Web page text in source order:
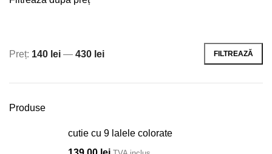
Preț
Preț
FILTREAZĂ
Preț: 140 lei — 430 lei
Produse
cutie cu 9 lalele colorate